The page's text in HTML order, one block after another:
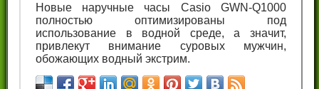
Новые наручные часы Casio GWN-Q1000
полностью оптимизированы под
использование в водной среде, а значит,
привлекут внимание суровых мужчин,
обожающих водный экстрим.